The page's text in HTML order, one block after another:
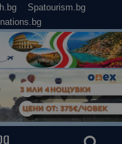
Spatourism.bg